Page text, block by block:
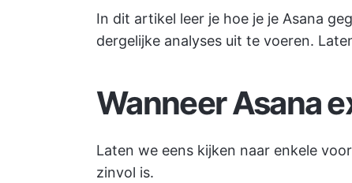
In dit artikel leer je hoe je je Asana
dergelijke analyses uit te voeren.
Wanneer Asana
Laten we eens kijken naar enkele
zinvol is.